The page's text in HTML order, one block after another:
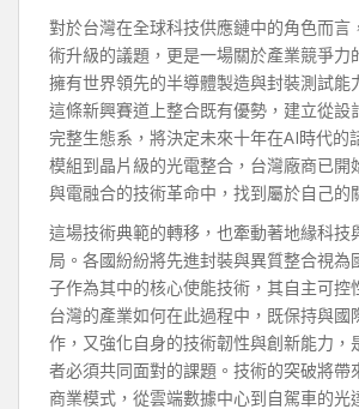
對於台灣在全球科技供應鏈中的角色而言
術升級的議題，更是一場關於產業競爭力
擁有世界領先的半導體製造與封裝測試能
這條新興賽道上整合既有優勢，建立從設
完整生態系，將決定未來十年在AI時代的
模組到晶片級的光電整合，台灣廠商已開
與電融合的技術革命中，找到屬於自己的
這場技術典範的轉移，也牽動著地緣科技
局。各國紛紛將先進封裝與異質整合視為
子作為其中的核心使能技術，其自主可控
台灣的產業如何在此過程中，既保持與國
作，又強化自身的技術韌性與創新能力，
者必須共同面對的課題。技術的突破將帶
商業模式，從雲端數據中心到自駕車的光